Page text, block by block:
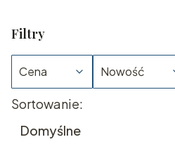
Filtry
Cena Nowość
Koniec filtrów
Lista produktów
Sortowanie:
Domyślne